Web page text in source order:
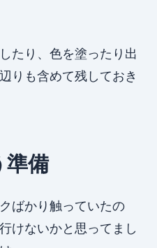
たり、色を塗ったり出
りも含めて残しておき
準備
ばかり触っていたの
けないかと思ってまし